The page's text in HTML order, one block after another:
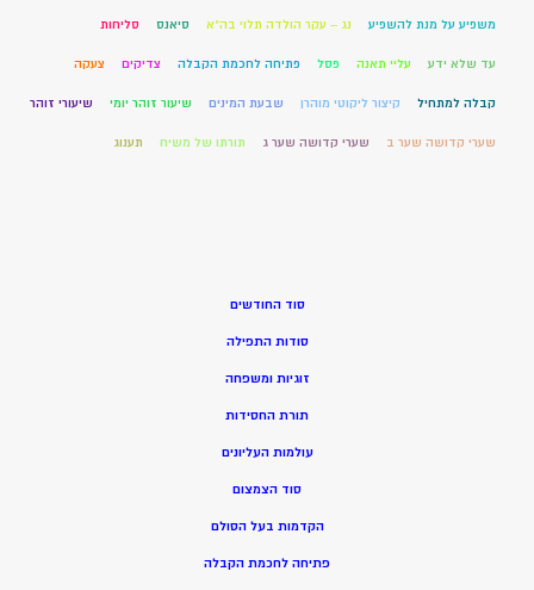
משפיע על מנת להשפיע נג – עקר הולדה תלוי בה"א סיאנס סליחות
עד שלא ידע עליי תאנה פסל פתיחה לחכמת הקבלה צדיקים צעקה
קבלה למתחיל קיצור ליקוטי מוהרן שבעת המינים שיעור זוהר יומי שיעורי זוהר
שערי קדושה שער ב שערי קדושה שער ג תורתו של משיח תענוג
סוד החודשים
סודות התפילה
זוגיות ומשפחה
תורת החסידות
עולמות העליונים
סוד הצמצום
הקדמות בעל הסולם
פתיחה לחכמת הקבלה